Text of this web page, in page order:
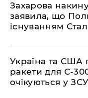
​Захарова
заявила, що
існуванням
​Україна та США
ракети для С-
очікуються у ЗСУ